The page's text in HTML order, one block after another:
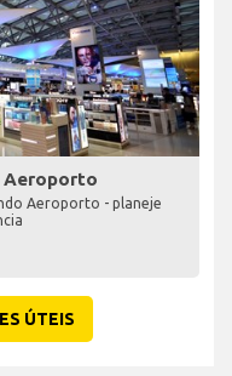
Aeroporto
Aeroporto - planeje
ÚTEIS